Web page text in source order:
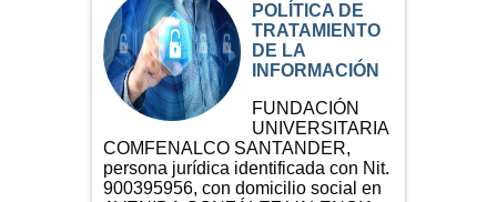
POLÍTICA DE
TRATAMIENTO
DE LA
INFORMACIÓN
FUNDACIÓN
UNIVERSITARIA
COMFENALCO SANTANDER,
persona jurídica identificada con Nit.
900395956, con domicilio social en